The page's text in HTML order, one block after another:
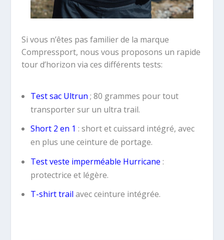
Si vous n’êtes pas familier de la marque
Compressport, nous vous proposons un rapide
tour d’horizon via ces différents tests:
Test sac Ultrun ; 80 grammes pour tout
transporter sur un ultra trail.
Short 2 en 1 : short et cuissard intégré, avec
en plus une ceinture de portage.
Test veste imperméable Hurricane :
protectrice et légère.
T-shirt trail avec ceinture intégrée.